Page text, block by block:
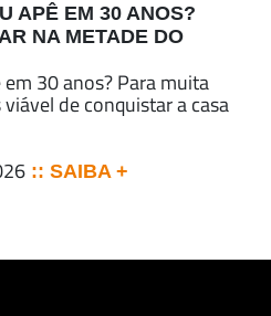
APÊ EM 30 ANOS?
NA METADE DO
30 anos? Para muita
de conquistar a casa
:: SAIBA +